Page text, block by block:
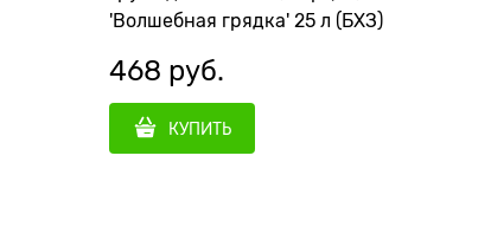
'Волшебная грядка' 25 л (БХЗ)
468 руб.
КУПИТЬ